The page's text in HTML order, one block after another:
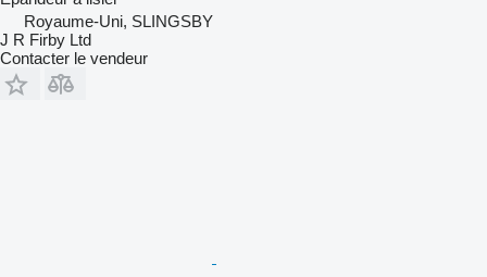
Royaume-Uni, SLINGSBY
J R Firby Ltd
Contacter le vendeur